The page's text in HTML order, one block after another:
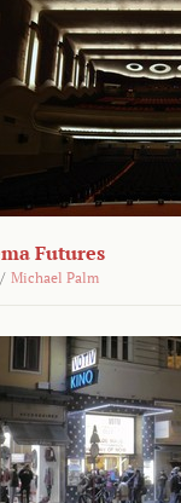
Futures
/ Michael Palm